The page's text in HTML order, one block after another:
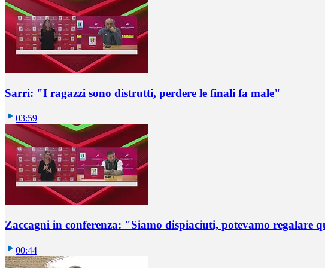
Sarri: "I ragazzi sono distrutti, perdere le finali fa male"
03:59
Zaccagni in conferenza: "Siamo dispiaciuti, potevamo regalare
00:44